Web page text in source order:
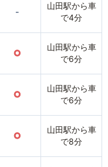
-
山田駅から車
で4分
○
山田駅から車
で6分
○
山田駅から車
で6分
○
山田駅から車
で8分